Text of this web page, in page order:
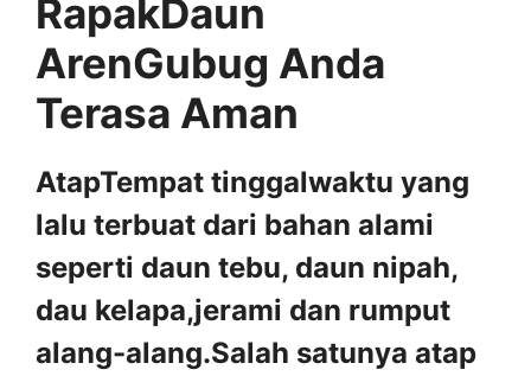
RapakDaun
ArenGubug Anda
Terasa Aman
AtapTempat tinggalwaktu yang
lalu terbuat dari bahan alami
seperti daun tebu, daun nipah,
dau kelapa,jerami dan rumput
alang-alang.Salah satunya atap